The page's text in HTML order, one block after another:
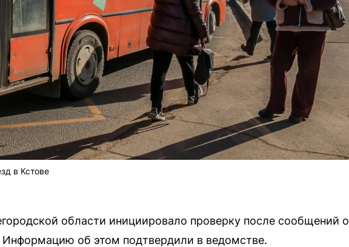
в Кстове
области инициировало проверку после сообщений о
об этом подтвердили в ведомстве.